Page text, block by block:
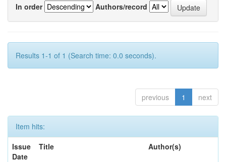
In order
Authors/record
Results 1-1 of 1 (Search time: 0.0 seconds).
previous 1 next
Item hits:
Issue
Date
Title Author(s)